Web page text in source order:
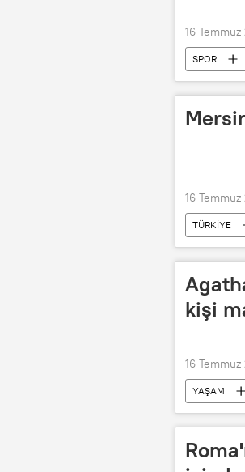
16
SPOR
Şampiyon
16
TÜRKİYE
Köy
kişi
16
YAŞAM
İngiltere